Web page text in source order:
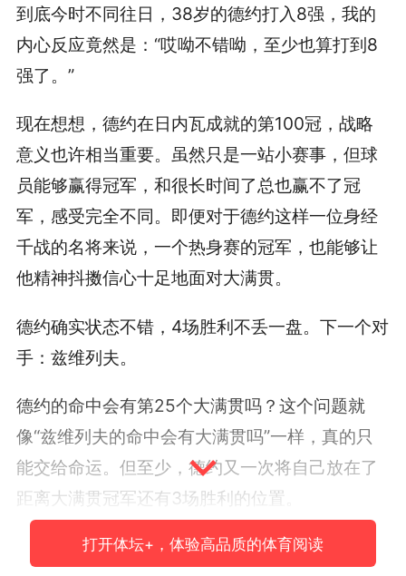
到底今时不同往日，38岁的德约打入8强，我的
内心反应竟然是：“哎呦不错呦，至少也算打到8
强了。”
现在想想，德约在日内瓦成就的第100冠，战略
意义也许相当重要。虽然只是一站小赛事，但球
员能够赢得冠军，和很长时间了总也赢不了冠
军，感受完全不同。即便对于德约这样一位身经
千战的名将来说，一个热身赛的冠军，也能够让
他精神抖擞信心十足地面对大满贯。
德约确实状态不错，4场胜利不丢一盘。下一个对
手：兹维列夫。
德约的命中会有第25个大满贯吗？这个问题就
像“兹维列夫的命中会有大满贯吗”一样，真的只
能交给命运。但至少，德约又一次将自己放在了
距离大满贯冠军还有3场胜利的位置。
这将是德约的第19个法网8强赛，超过他的另外
打开体坛+，体验高品质的体育阅读